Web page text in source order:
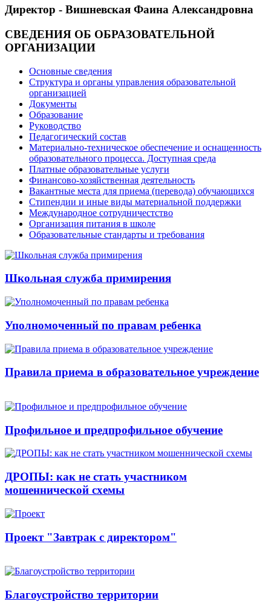
Директор - Вишневская Фаина Александровна
СВЕДЕНИЯ ОБ ОБРАЗОВАТЕЛЬНОЙ
ОРГАНИЗАЦИИ
Основные сведения
Структура и органы управления образовательной
организацией
Документы
Образование
Руководство
Педагогический состав
Материально-техническое обеспечение и оснащенность
образовательного процесса. Доступная среда
Платные образовательные услуги
Финансово-хозяйственная деятельность
Вакантные места для приема (перевода) обучающихся
Стипендии и иные виды материальной поддержки
Международное сотрудничестство
Организация питания в школе
Образовательные стандарты и требования
Школьная служба примирения
Уполномоченный по правам ребенка
Правила приема в образовательное учреждение
Профильное и предпрофильное обучение
ДРОПЫ: как не стать участником
мошеннической схемы
Проект "Завтрак с директором"
Благоустройство территории